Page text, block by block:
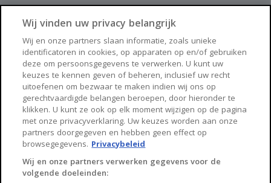
Arnhem
Zwolle
Huisnet
Over Huisnet
Algemene voorwaarden
Privacybeleid
Contact
Wij vinden uw privacy belangrijk
Wij en onze partners slaan informatie, zoals unieke
identificatoren in cookies, op apparaten op en/of gebruiken
deze om persoonsgegevens te verwerken. U kunt uw
keuzes te kennen geven of beheren, inclusief uw recht
uitoefenen om bezwaar te maken indien wij ons op
gerechtvaardigde belangen beroepen, door hieronder te
klikken. U kunt ze ook op elk moment wijzigen op de pagina
met onze privacyverklaring. Uw keuzes worden aan onze
partners doorgegeven en hebben geen effect op
browsegegevens. Privacybeleid
Wij en onze partners verwerken gegevens voor de
volgende doeleinden: